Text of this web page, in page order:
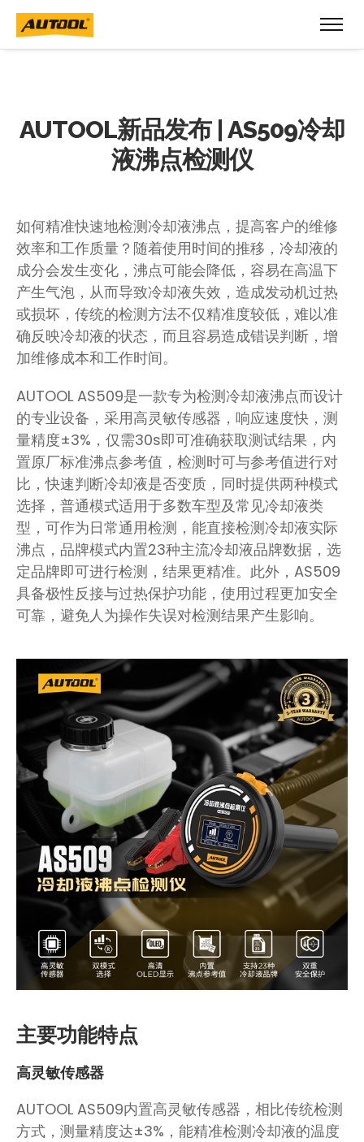
AUTOOL新品发布 | AS509冷却
液沸点检测仪
如何精准快速地检测冷却液沸点，提高客户的维修
效率和工作质量？随着使用时间的推移，冷却液的
成分会发生变化，沸点可能会降低，容易在高温下
产生气泡，从而导致冷却液失效，造成发动机过热
或损坏，传统的检测方法不仅精准度较低，难以准
确反映冷却液的状态，而且容易造成错误判断，增
加维修成本和工作时间。
AUTOOL AS509是一款专为检测冷却液沸点而设计
的专业设备，采用高灵敏传感器，响应速度快，测
量精度±3%，仅需30s即可准确获取测试结果，内
置原厂标准沸点参考值，检测时可与参考值进行对
比，快速判断冷却液是否变质，同时提供两种模式
选择，普通模式适用于多数车型及常见冷却液类
型，可作为日常通用检测，能直接检测冷却液实际
沸点，品牌模式内置23种主流冷却液品牌数据，选
定品牌即可进行检测，结果更精准。此外，AS509
具备极性反接与过热保护功能，使用过程更加安全
可靠，避免人为操作失误对检测结果产生影响。
主要功能特点
高灵敏传感器
AUTOOL AS509内置高灵敏传感器，相比传统检测
方式，测量精度达±3%，能精准检测冷却液的温度